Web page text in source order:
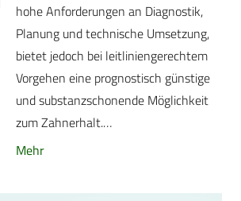
hohe Anforderungen an Diagnostik,
Planung und technische Umsetzung,
bietet jedoch bei leitliniengerechtem
Vorgehen eine prognostisch günstige
und substanzschonende Möglichkeit
zum Zahnerhalt.…
Mehr